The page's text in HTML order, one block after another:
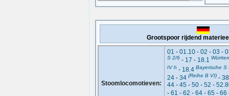
Grootspoor rijdend
Stoomlocomotieven:
01 - 01.10- 02 - 03 -
S 2/6 - 17 - 18.1
IV h - 18.4 Bayerische S
24- 34 (Reihe B VI)-
44- 45 - 50- 52 -
- 61 - 62 - 64- 65 - 66